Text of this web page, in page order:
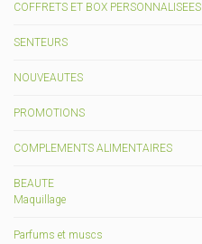
COFFRETS ET BOX PERSONNALISEES
SENTEURS
NOUVEAUTES
PROMOTIONS
COMPLEMENTS ALIMENTAIRES
BEAUTE
Maquillage
Parfums et muscs